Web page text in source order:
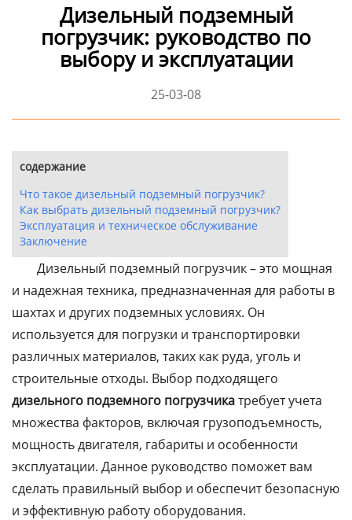
Дизельный подземный
погрузчик: руководство по
выбору и эксплуатации
25-03-08
содержание
Что такое дизельный подземный погрузчик?
Как выбрать дизельный подземный погрузчик?
Эксплуатация и техническое обслуживание
Заключение
Дизельный подземный погрузчик – это мощная
и надежная техника, предназначенная для работы в
шахтах и других подземных условиях. Он
используется для погрузки и транспортировки
различных материалов, таких как руда, уголь и
строительные отходы. Выбор подходящего
дизельного подземного погрузчикатребует учета
множества факторов, включая грузоподъемность,
мощность двигателя, габариты и особенности
эксплуатации. Данное руководство поможет вам
сделать правильный выбор и обеспечит безопасную
и эффективную работу оборудования.